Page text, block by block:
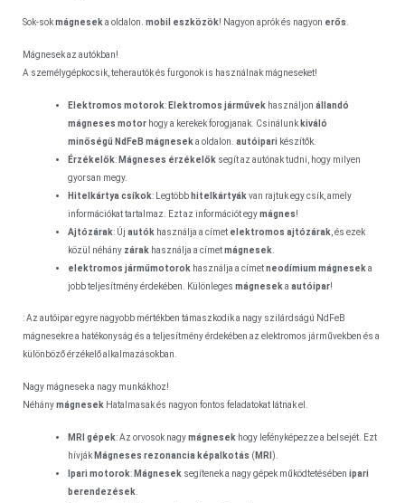
Sok-sokmágnesek a oldalon.mobil eszközök! Nagyon aprók és nagyon erős
Mágnesek az autókban!
A személygépkocsik, teherautók és furgonok is használnak mágneseket!
Elektromos motorok: Elektromos járművek használjonállandó
mágneses motor hogy a kerekek forogjanak. Csinálunk kiváló
minőségű NdFeB mágnesek a oldalon.autóipari készítők.
Érzékelők: Mágneses érzékelők segít az autónak tudni, hogy milyen
gyorsan megy.
Hitelkártya csíkok: Legtöbb hitelkártyák van rajtuk egy csík, amely
információkat tartalmaz. Ezt az információt egymágnes!
Ajtózárak: Újautók használja a címet elektromos ajtózárak , és ezek
közül néhány zárak használja a címetmágnesek
elektromos járműmotorok használja a címetneodímium mágnesek a
jobb teljesítmény érdekében. Különlegesmágnesek aautóipar!
: Az autóipar egyre nagyobb mértékben támaszkodik a nagy szilárdságú NdFeB
mágnesekre a hatékonyság és a teljesítmény érdekében az elektromos járművekben és a
különböző érzékelő alkalmazásokban.
Nagy mágnesek a nagy munkákhoz!
Néhánymágnesek Hatalmasak és nagyon fontos feladatokat látnak el.
MRI gépek: Az orvosok nagymágnesek hogy lefényképezze a belsejét. Ezt
hívják Mágneses rezonancia képalkotás ( MRI ).
Ipari motorok: Mágnesek segítenek a nagy gépek működtetésébenipari
berendezések